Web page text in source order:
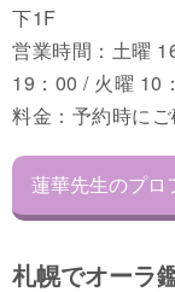
下1F
営業時間：土曜
19：00 / 火曜 10
料金：予約時にご
蓮華先生のプロ
札幌でオーラ